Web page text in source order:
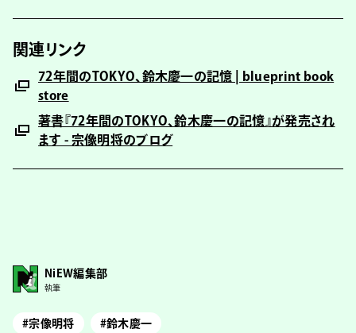
関連リンク
72年間のTOKYO、鈴木慶一の記憶 | blueprint book
store
著書『72年間のTOKYO、鈴木慶一の記憶』が発売され
ます - 宗像明将のブログ
NiEW編集部
執筆
#宗像明将 #鈴木慶一